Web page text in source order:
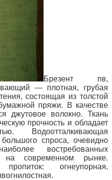
Брезент пв,
— плотная, грубая
состоящая из толстой
пряжи. В качестве
джутовое волокно. Ткань
прочность и обладает
Водоотталкивающая
спроса, очевидно
востребованных
на современном рынке.
огнеупорная,